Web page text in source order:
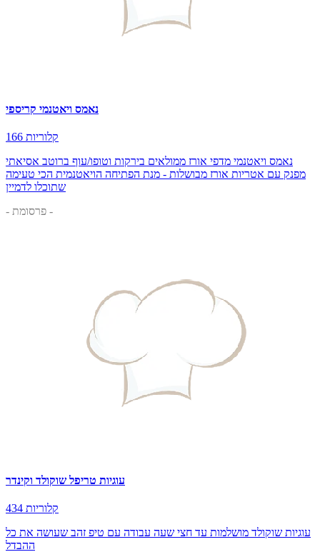
נאמס ויאטנמי קריספי
166 קלוריות
נאמס ויאטנמי מדפי אורז ממולאים בירקות וטופו/עוף ברוטב אסיאתי
מפנק עם אטריות אורז מבושלות - מנת הפתיחה הויאטנמית הכי טעימה
שתוכלו לדמיין
- פרסומת -
עוגיות טריפל שוקולד וקינדר
434 קלוריות
עוגיות שוקולד מושלמות עד חצי שעה עבודה עם טיפ זהב שעושה את כל
ההבדל